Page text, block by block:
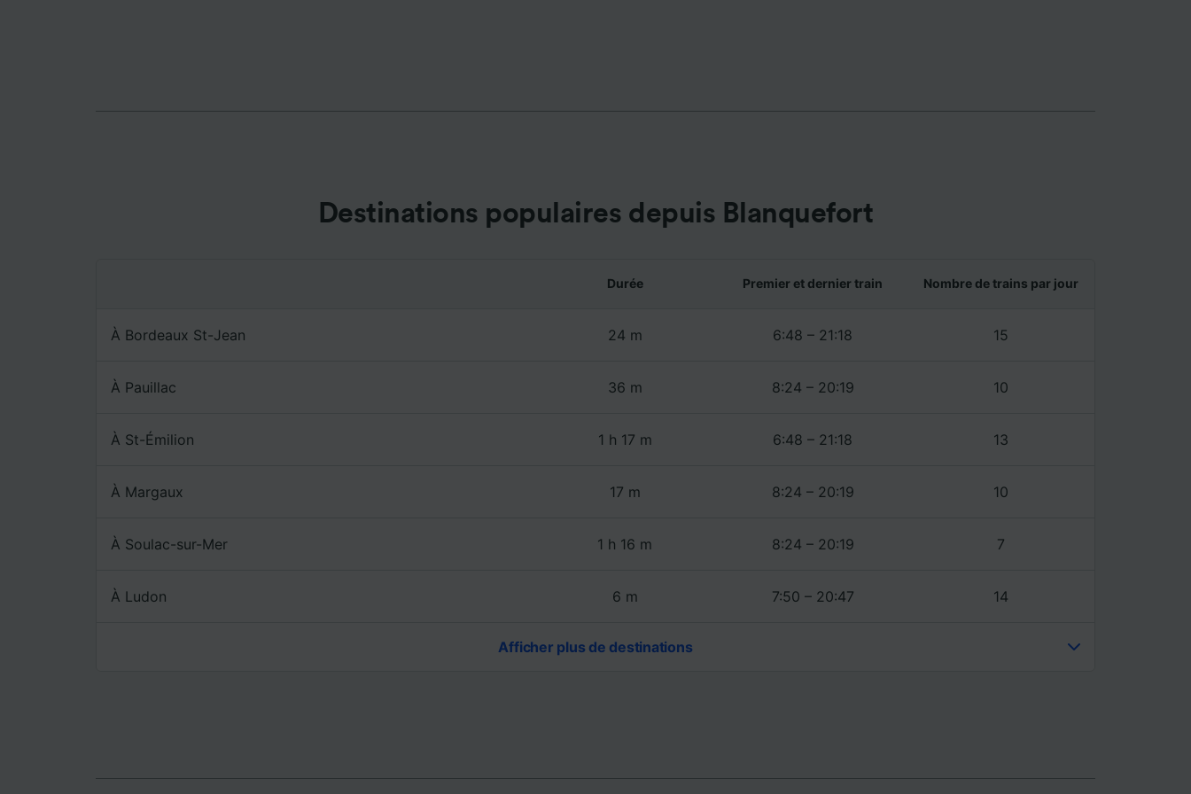
Destinations populaires depuis Blanquefort
Durée Premier et dernier train Nombre de trains par jour
À Bordeaux St-Jean 24 m 6:48 – 21:18 15
À Pauillac 36 m 8:24 – 20:19 10
À St-Émilion 1 h 17 m 6:48 – 21:18 13
À Margaux 17 m 8:24 – 20:19 10
À Soulac-sur-Mer 1 h 16 m 8:24 – 20:19 7
À Ludon 6 m 7:50 – 20:47 14
Afficher plus de destinations